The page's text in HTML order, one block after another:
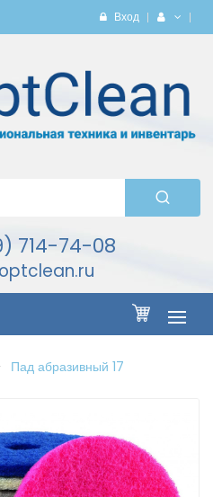
Вход
714-74-08
Пад абразивный 17